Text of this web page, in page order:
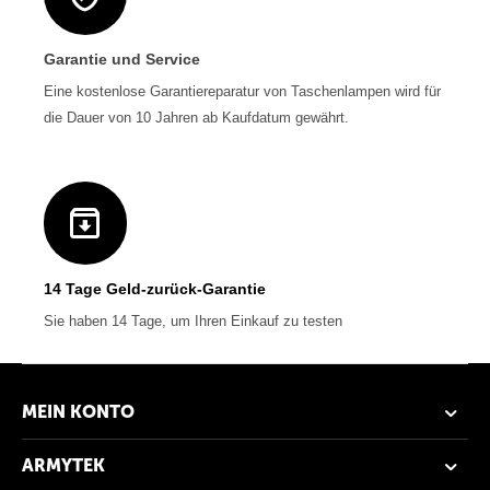
Garantie und Service
Eine kostenlose Garantiereparatur von Taschenlampen wird für
die Dauer von 10 Jahren ab Kaufdatum gewährt.
14 Tage Geld-zurück-Garantie
Sie haben 14 Tage, um Ihren Einkauf zu testen
MEIN KONTO
ARMYTEK